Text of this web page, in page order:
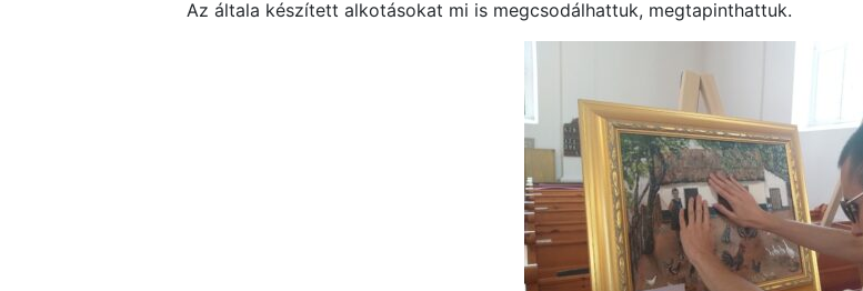
Az általa készített alkotásokat mi is megcsodálhattuk, megtapinthattuk.